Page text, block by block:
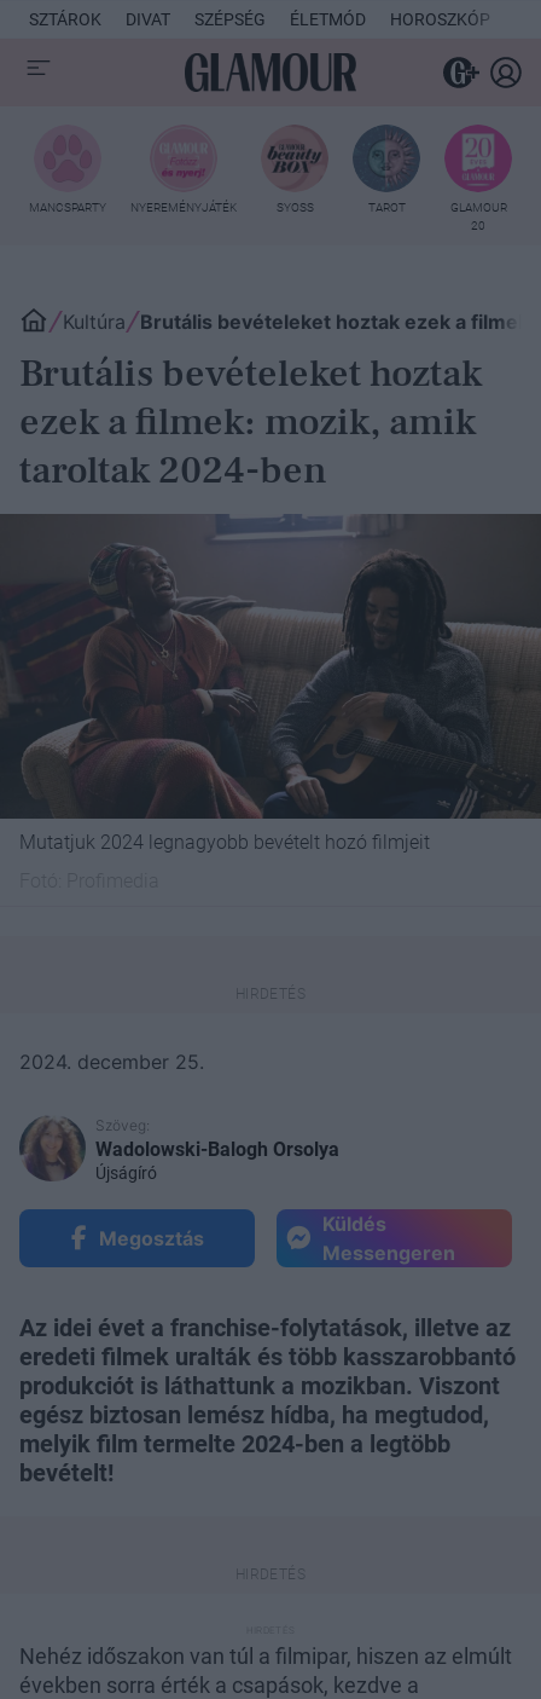
SZTÁROK DIVAT SZÉPSÉG ÉLETMÓD HOROSZKÓP
MANCSPARTY NYEREMÉNYJÁTÉK SYOSS TAROT
GLAMOUR
20
Kultúra Brutális bevételeket hoztak ezek a filmek
Brutális bevételeket hoztak
ezek a filmek: mozik, amik
taroltak 2024-ben
Mutatjuk 2024 legnagyobb bevételt hozó filmjeit
2024. december 25.
Szöveg:
Wadolowski-Balogh Orsolya
Újságíró
Megosztás
Küldés
Messengeren
Az idei évet a franchise-folytatások, illetve az
eredeti filmek uralták és több kasszarobbantó
produkciót is láthattunk a mozikban. Viszont
egész biztosan lemész hídba, ha megtudod,
melyik film termelte 2024-ben a legtöbb
bevételt!
Nehéz időszakon van túl a filmipar, hiszen az elmúlt
években sorra érték a csapások, kezdve a